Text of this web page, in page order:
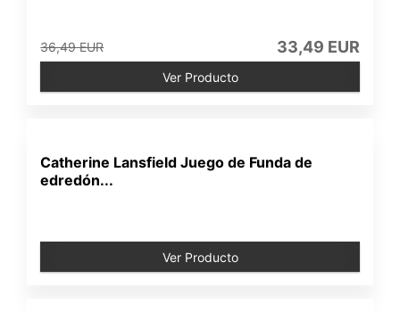
36,49 EUR 33,49 EUR
Ver Producto
Catherine Lansfield Juego de Funda de
edredón...
Ver Producto